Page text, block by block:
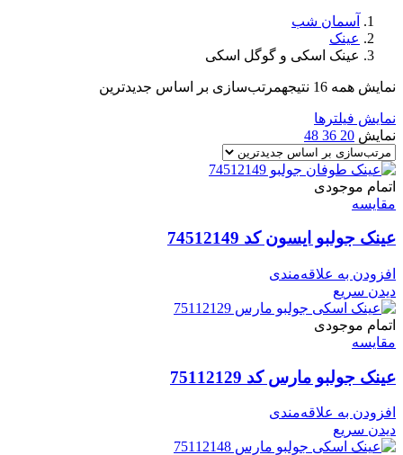
آسمان شب
عینک
عینک اسکی و گوگل اسکی
نمایش همه 16 نتیجه مرتب‌سازی بر اساس جدیدترین
نمایش فیلترها
نمایش 20
36
48
اتمام موجودی
مقایسه
عینک جولبو ایسون کد 74512149
افزودن به علاقه‌مندی
دیدن سریع
اتمام موجودی
مقایسه
عینک جولبو مارس کد 75112129
افزودن به علاقه‌مندی
دیدن سریع